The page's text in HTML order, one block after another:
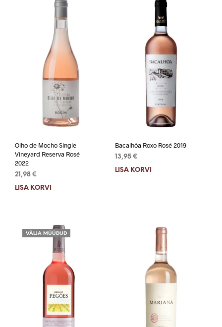
Olho de Mocho Single
Vineyard Reserva Rosé
2022
21,98 €
LISA KORVI
Bacalhôa Roxo Rosé 2019
13,95 €
LISA KORVI
VÄLJA MÜÜDUD